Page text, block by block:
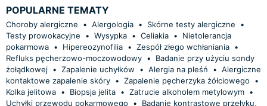
POPULARNE TEMATY
Choroby alergiczne • Alergologia • Skórne testy alergiczne
•
Testy prowokacyjne
• Wysypka • Celiakia •
Nietolerancja
pokarmowa • Hipereozynofilia • Zespół złego wchłaniania •
Refluks pęcherzowo-moczowodowy •
Badanie przy użyciu sondy
żołądkowej • Zapalenie uchyłków • Alergia na pleśń • Alergiczne
kontaktowe zapalenie skóry • Zapalenie pęcherzyka żółciowego
•
Kolka jelitowa • Biopsja jelita • Zatrucie alkoholem metylowym •
Uchyłki przewodu pokarmowego
•
Badanie kontrastowe przełyku,